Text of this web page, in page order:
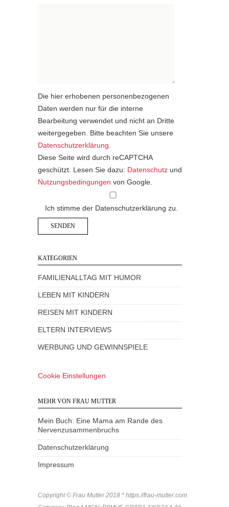
Die hier erhobenen personenbezogenen
Daten werden nur für die interne
Bearbeitung verwendet und nicht an Dritte
weitergegeben. Bitte beachten Sie unsere
Datenschutzerklärung.
Diese Seite wird durch reCAPTCHA
geschützt. Lesen Sie dazu: Datenschutz und
Nutzungsbedingungen von Google.
Ich stimme der Datenschutzerklärung zu.
KATEGORIEN
FAMILIENALLTAG MIT HUMOR
LEBEN MIT KINDERN
REISEN MIT KINDERN
ELTERN INTERVIEWS
WERBUNG UND GEWINNSPIELE
Cookie Einstellungen
MEHR VON FRAU MUTTER
Mein Buch: Eine Mama am Rande des
Nervenzusammenbruchs
Datenschutzerklärung
Impressum
Copyright © Frau Mutter 2018 * https://frau-mutter.com